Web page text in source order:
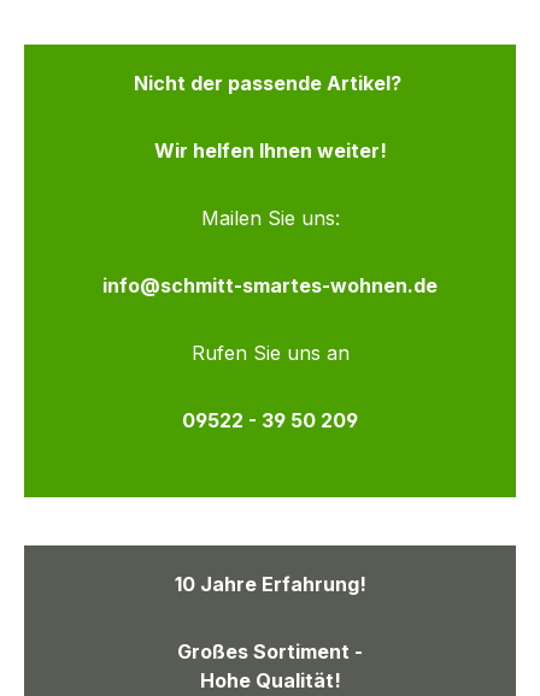
Nicht der passende Artikel?
Wir helfen Ihnen weiter!
Mailen Sie uns:
info@schmitt-smartes-wohnen.de
Rufen Sie uns an
09522 - 39 50 209
10 Jahre Erfahrung!
Großes Sortiment -
Hohe Qualität!